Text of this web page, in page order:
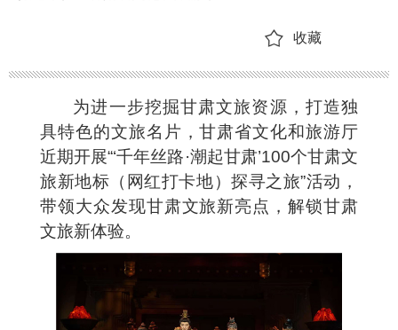
收藏
为进一步挖掘甘肃文旅资源，打造独
具特色的文旅名片，甘肃省文化和旅游厅
近期开展“‘千年丝路·潮起甘肃’100个甘肃文
旅新地标（网红打卡地）探寻之旅”活动，
带领大众发现甘肃文旅新亮点，解锁甘肃
文旅新体验。